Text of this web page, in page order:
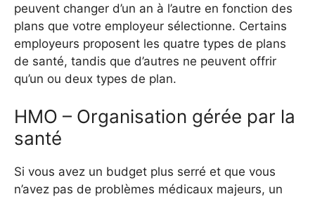
peuvent changer d’un an à l’autre en fonction des
plans que votre employeur sélectionne. Certains
employeurs proposent les quatre types de plans
de santé, tandis que d’autres ne peuvent offrir
qu’un ou deux types de plan.
HMO – Organisation gérée par la
santé
Si vous avez un budget plus serré et que vous
n’avez pas de problèmes médicaux majeurs, un